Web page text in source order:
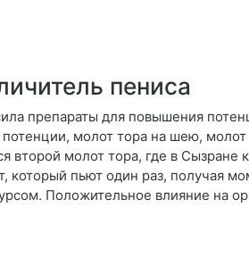
пениса
препараты для повышения
потенции, молот тора на шею,
второй молот тора, где в
который пьют один раз, получая
Положительное влияние на